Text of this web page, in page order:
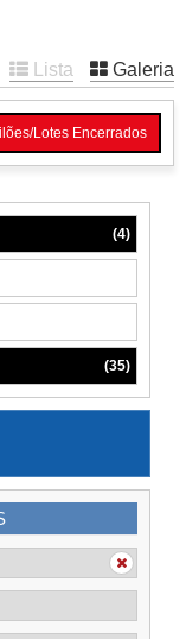
Lista Galeria
Lotes Encerrados
(4)
(35)